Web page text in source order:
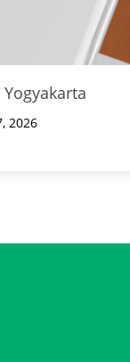
Yogyakarta
2026